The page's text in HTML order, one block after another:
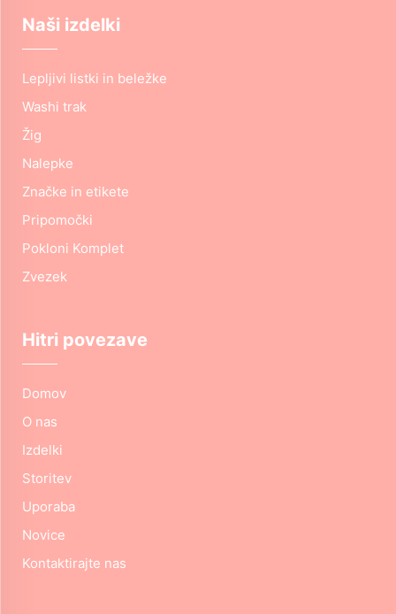
Naši izdelki
Lepljivi listki in beležke
Washi trak
Žig
Nalepke
Značke in etikete
Pripomočki
Pokloni Komplet
Zvezek
Hitri povezave
Domov
O nas
Izdelki
Storitev
Uporaba
Novice
Kontaktirajte nas